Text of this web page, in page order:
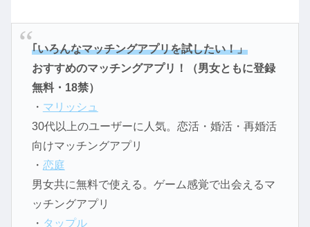
｢いろんなマッチングアプリを試したい！」
おすすめのマッチングアプリ！（男女ともに登録
無料・18禁）
・ マリッシュ
30代以上のユーザーに人気。恋活・婚活・再婚活
向けマッチングアプリ
・ 恋庭
男女共に無料で使える。ゲーム感覚で出会えるマ
ッチングアプリ
・ タップル